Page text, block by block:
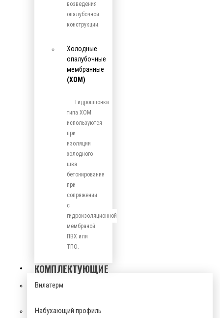
возведения
опалубочной
конструкции.
Холодные
опалубочные
мембранные
(ХОМ)
Гидрошпонки
типа ХОМ
используются
при
изоляции
холодного
шва
бетонирования
при
сопряжении
с
гидроизоляционной
мембраной
ПВХ или
ТПО.
КОМПЛЕКТУЮЩИЕ
Вилатерм
Набухающий профиль